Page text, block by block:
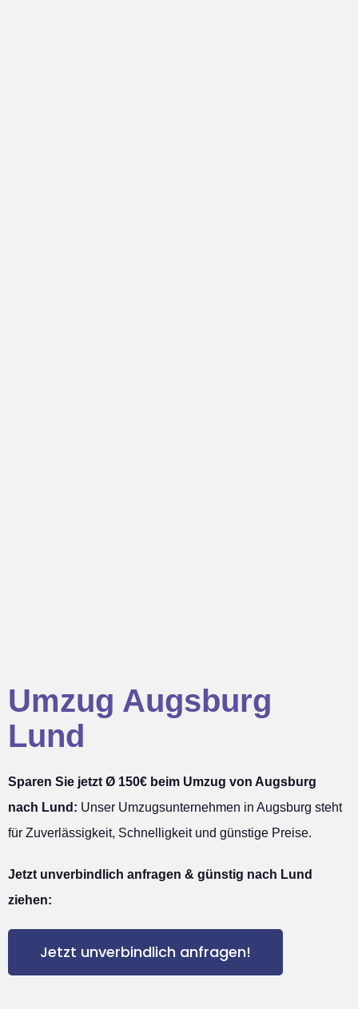
Umzug Augsburg
Lund
Sparen Sie jetzt Ø 150€ beim Umzug von Augsburg
nach Lund: Unser Umzugsunternehmen in Augsburg steht
für Zuverlässigkeit, Schnelligkeit und günstige Preise.
Jetzt unverbindlich anfragen & günstig nach Lund
ziehen:
Jetzt unverbindlich anfragen!